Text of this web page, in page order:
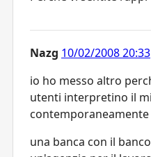
Nazg 10/02/2008 20:33
io ho messo altro
utenti interpretino il
una banca con il